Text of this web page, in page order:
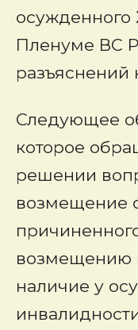
осужденного
Пленуме ВС
разъяснений
Следующее
которое
решении
возмещение
возмещению
наличие у